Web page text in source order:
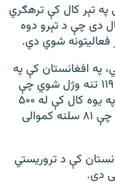
تېر کال کې ترهګري
کال هغه کال دی چې د تېرو دوه
فعالیتونه شوي دي.
په افغانستان کې په
۲۰۲۳م کال کې د ترهګریزو پېښو له امله ۱۱۹ تنه وژل شوي چې
په تېرو پنځو کلونو کې د لومړي ځل لپاره په یوه کال کې له ۵۰۰
څخه کمه دغه ډول مرګ‌ژوبله لیدل شوې چې ۸۱ سلنه کموالی
کې د تروریستي